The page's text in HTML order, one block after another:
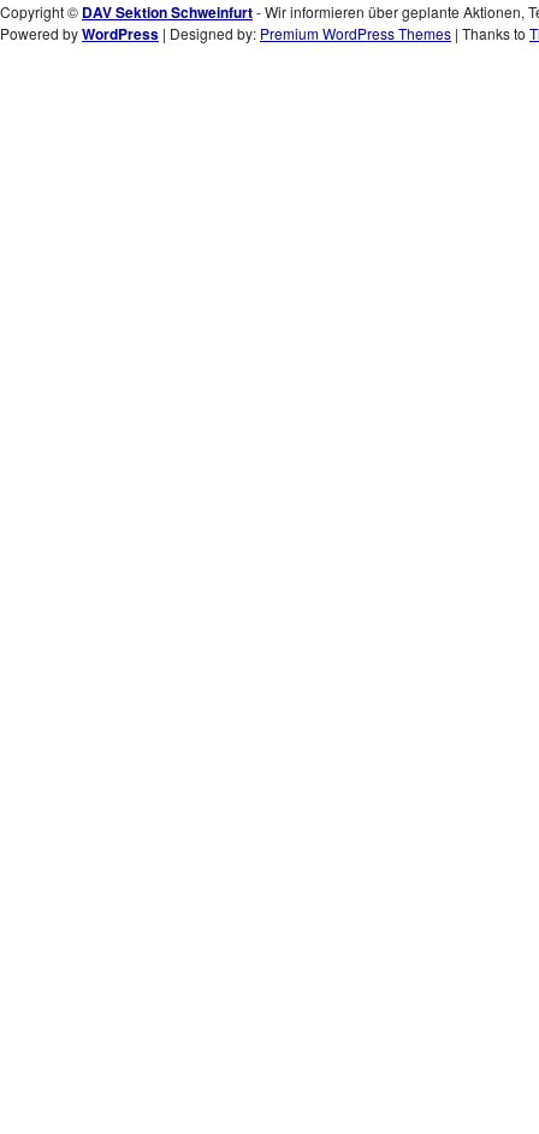
Copyright © DAV Sektion Schweinfurt- Wir informieren über geplante Aktionen,
Powered byWordPress | Designed by: Premium WordPress Themes | Thanks to